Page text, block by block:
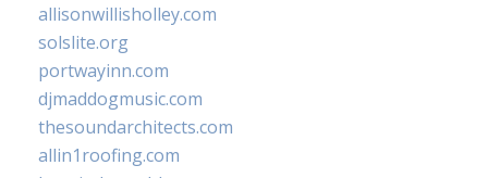
allisonwillisholley.com
solslite.org
portwayinn.com
djmaddogmusic.com
thesoundarchitects.com
allin1roofing.com